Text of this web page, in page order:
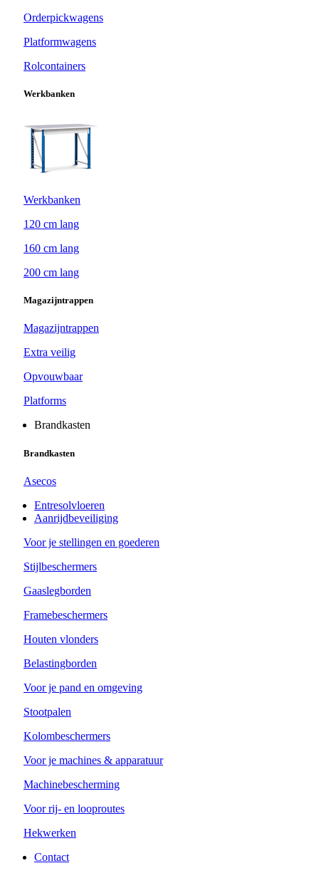
Orderpickwagens
Platformwagens
Rolcontainers
Werkbanken
Werkbanken
120 cm lang
160 cm lang
200 cm lang
Magazijntrappen
Magazijntrappen
Extra veilig
Opvouwbaar
Platforms
Brandkasten
Brandkasten
Asecos
Entresolvloeren
Aanrijdbeveiliging
Voor je stellingen en goederen
Stijlbeschermers
Gaaslegborden
Framebeschermers
Houten vlonders
Belastingborden
Voor je pand en omgeving
Stootpalen
Kolombeschermers
Voor je machines & apparatuur
Machinebescherming
Voor rij- en looproutes
Hekwerken
Contact